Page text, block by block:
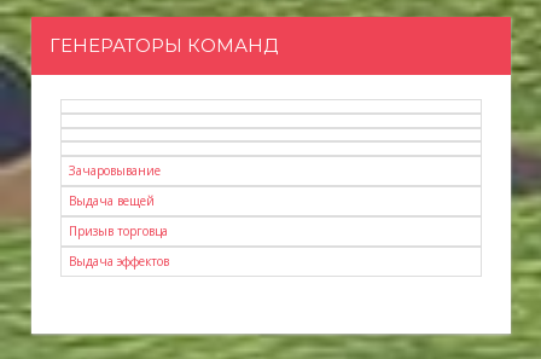
ГЕНЕРАТОРЫ КОМАНД
Зачаровывание
Выдача вещей
Призыв торговца
Выдача эффектов